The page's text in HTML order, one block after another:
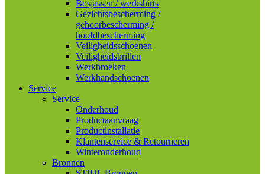
Bosjassen / werkshirts
Gezichtsbescherming /
gehoorbescherming /
hoofdbescherming
Veiligheidsschoenen
Veiligheidsbrillen
Werkbroeken
Werkhandschoenen
Service
Service
Onderhoud
Productaanvraag
Productinstallatie
Klantenservice & Retourneren
Winteronderhoud
Bronnen